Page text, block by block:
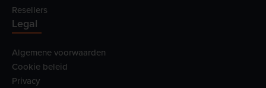
Resellers
Legal
Algemene voorwaarden
Cookie beleid
Privacy